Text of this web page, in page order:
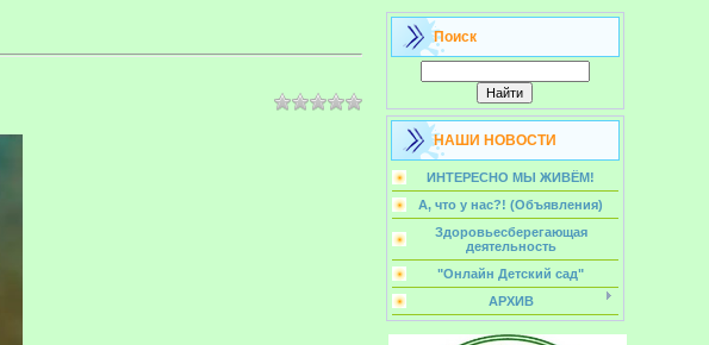
Поиск
НАШИ НОВОСТИ
ИНТЕРЕСНО МЫ ЖИВЁМ!
А, что у нас?! (Объявления)
Здоровьесберегающая
деятельность
"Онлайн Детский сад"
АРХИВ